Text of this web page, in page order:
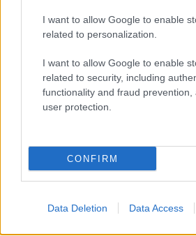
I want to allow Google to enable
related to personalization.
I want to allow Google to enable
related to security, including
functionality and fraud prevention,
user protection.
CONFIRM
Data Deletion Data Access
A Galaxy S25 is megkaphatja a
kamerás funkcióját
Élőképeken a Dark Cherry színű
Itt a vég a Galaxy S23 széria
utolsó nagy frissítés
Mennyibe kerül